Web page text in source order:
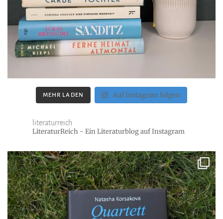
MEHR LADEN Auf Instagram folgen
literaturreich
LiteraturReich - Ein Literaturblog auf Instagram